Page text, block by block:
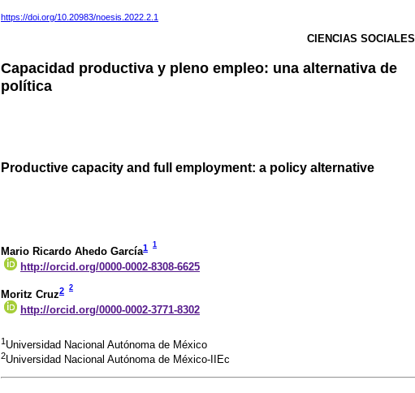
https://doi.org/10.20983/noesis.2022.2.1
CIENCIAS SOCIALES
Capacidad productiva y pleno empleo: una alternativa de
política
Productive capacity and full employment: a policy alternative
Mario Ricardo Ahedo García1 1
http://orcid.org/0000-0002-8308-6625
Moritz Cruz2 2
http://orcid.org/0000-0002-3771-8302
1 Universidad Nacional Autónoma de México
2Universidad Nacional Autónoma de México-IIEc